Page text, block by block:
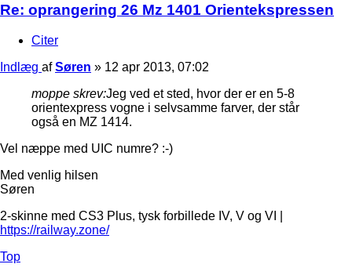
Re: oprangering 26 Mz 1401 Orientekspressen
Citer
Indlæg afSøren » 12 apr 2013, 07:02
moppe skrev:Jeg ved et sted, hvor der er en 5-8
orientexpress vogne i selvsamme farver, der står
også en MZ 1414.
Vel næppe med UIC numre? :-)
Med venlig hilsen
Søren
2-skinne med CS3 Plus, tysk forbillede IV, V og VI |
https://railway.zone/
Top